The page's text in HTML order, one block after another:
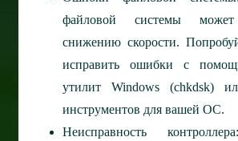
файловой системы
снижению скорости.
исправить ошибки с
утилит Windows (chkdsk)
инструментов для вашей ОС.
Неисправность